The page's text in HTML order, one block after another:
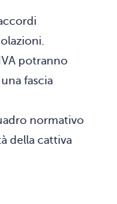
potranno
fascia
normativo
della cattiva